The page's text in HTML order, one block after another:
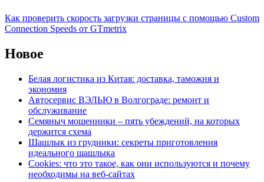
Как проверить скорость загрузки страницы с помощью Custom
Connection Speeds от GTmetrix
Новое
Белая логистика из Китая: доставка, таможня и
экономия
Автосервис ВЭЛЬЮ в Волгограде: ремонт и
обслуживание
Семяныч мошенники – пять убеждений, на которых
держится схема
Шашлык из грудинки: секреты приготовления
идеального шашлыка
Cookies: что это такое, как они используются и почему
необходимы на веб-сайтах